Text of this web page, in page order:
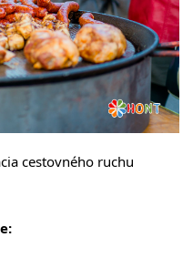
cestovného ruchu